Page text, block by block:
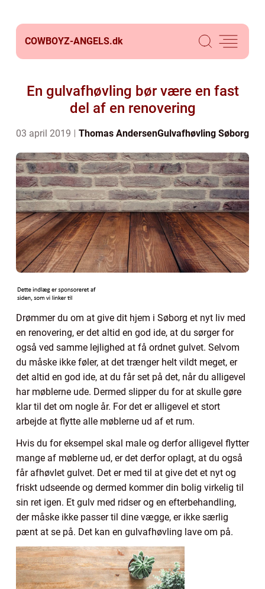
COWBOYZ-ANGELS.dk
En gulvafhøvling bør være en fast
del af en renovering
03 april 2019 Thomas AndersenGulvafhøvling Søborg
Drømmer du om at give dit hjem i Søborg et nyt liv med
en renovering, er det altid en god ide, at du sørger for
også ved samme lejlighed at få ordnet gulvet. Selvom
du måske ikke føler, at det trænger helt vildt meget, er
det altid en god ide, at du får set på det, når du alligevel
har møblerne ude. Dermed slipper du for at skulle gøre
klar til det om nogle år. For det er alligevel et stort
arbejde at flytte alle møblerne ud af et rum.
Hvis du for eksempel skal male og derfor alligevel flytter
mange af møblerne ud, er det derfor oplagt, at du også
får afhøvlet gulvet. Det er med til at give det et nyt og
friskt udseende og dermed kommer din bolig virkelig til
sin ret igen. Et gulv med ridser og en efterbehandling,
der måske ikke passer til dine vægge, er ikke særlig
pænt at se på. Det kan en gulvafhøvling lave om på.